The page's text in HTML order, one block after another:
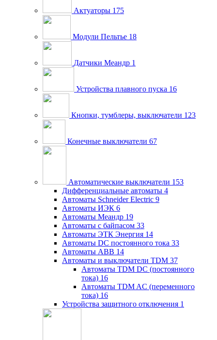
Актуаторы 175
Модули Пельтье 18
Датчики Меандр 1
Устройства плавного пуска 16
Кнопки, тумблеры, выключатели 123
Конечные выключатели 67
Автоматические выключатели 153
Дифференциальные автоматы 4
Автоматы Schneider Electric 9
Автоматы ИЭК 6
Автоматы Меандр 19
Автоматы с байпасом 33
Автоматы ЭТК Энергия 14
Автоматы DC постоянного тока 33
Автоматы ABB 14
Автоматы и выключатели TDM 37
Автоматы TDM DC (постоянного
тока) 16
Автоматы TDM AC (переменного
тока) 16
Устройства защитного отключения 1